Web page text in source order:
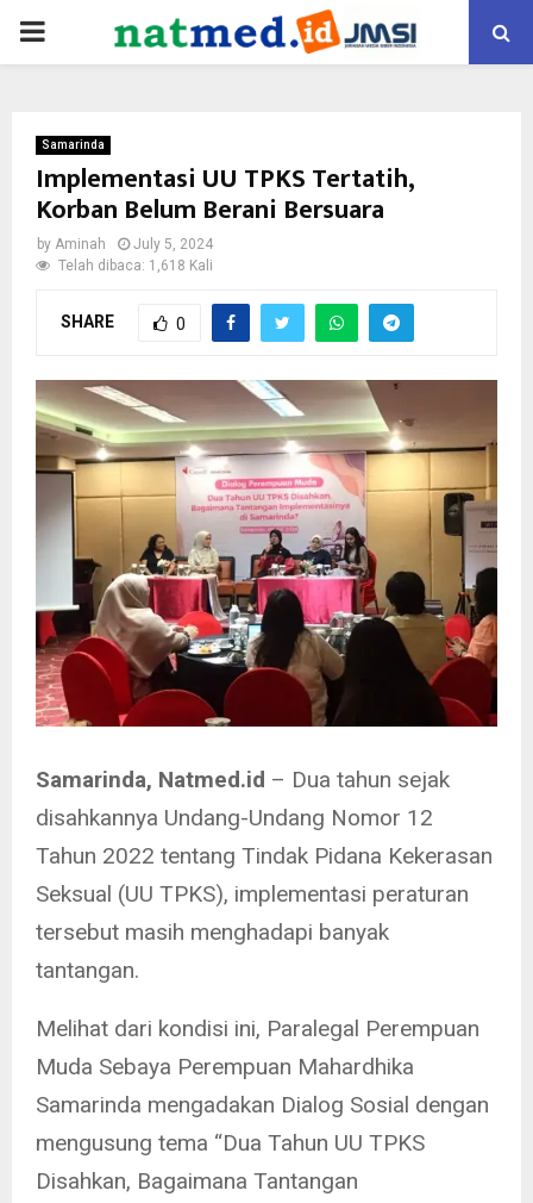
PRIMARY
Samarinda
Implementasi UU TPKS Tertatih,
Korban Belum Berani Bersuara
by Aminah
July 5, 2024
Telah dibaca: 1,618 Kali
SHARE 0
Samarinda, Natmed.id – Dua tahun sejak
disahkannya Undang-Undang Nomor 12
Tahun 2022 tentang Tindak Pidana Kekerasan
Seksual (UU TPKS), implementasi peraturan
tersebut masih menghadapi banyak
tantangan.
Melihat dari kondisi ini, Paralegal Perempuan
Muda Sebaya Perempuan Mahardhika
Samarinda mengadakan Dialog Sosial dengan
mengusung tema “Dua Tahun UU TPKS
Disahkan, Bagaimana Tantangan